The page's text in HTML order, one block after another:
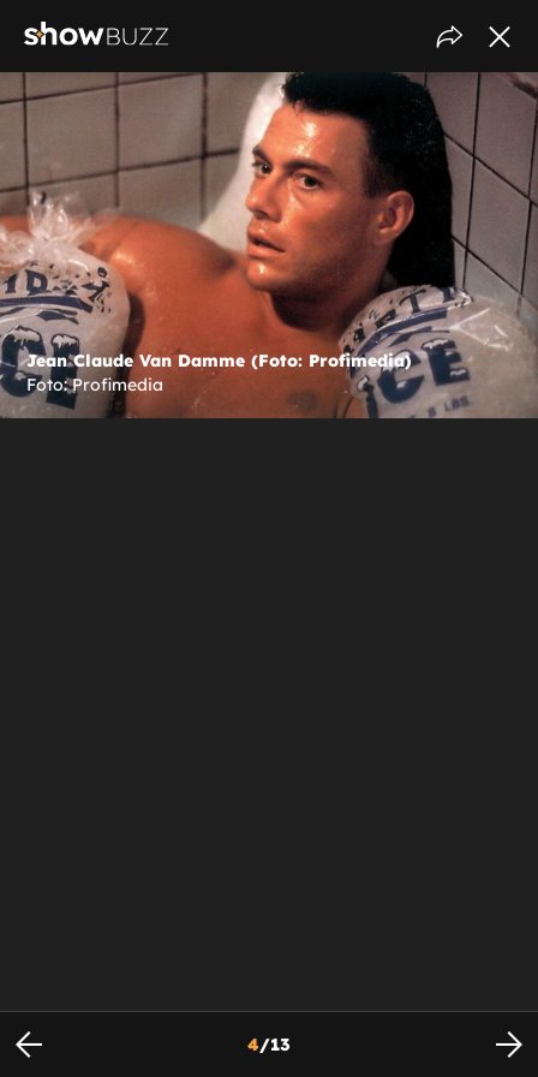
Jean Claude Van Damme (Foto: Profimedia)
Foto: Profimedia
4/13